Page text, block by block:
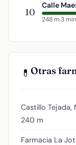
10
Calle
248 m·3
💊 Otras
Castillo Tejada,
240 m
Farmacia La